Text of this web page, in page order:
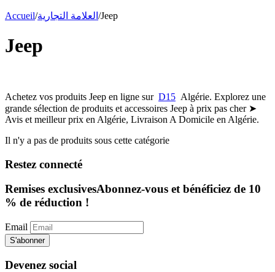
Accueil/العلامة التجارية /Jeep
Jeep
Achetez vos produits Jeep en ligne sur D15 Algérie. Explorez une
grande sélection de produits et accessoires Jeep à prix pas cher ➤
Avis et meilleur prix en Algérie, Livraison A Domicile en Algérie.
Il n'y a pas de produits sous cette catégorie
Restez connecté
Remises exclusivesAbonnez-vous et bénéficiez de 10
% de réduction !
Email
S'abonner
Devenez social